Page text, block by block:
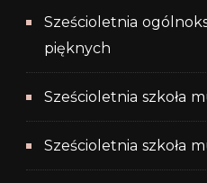
Sześcioletnia
pięknych
Sześcioletnia szkoła
Sześcioletnia szkoła